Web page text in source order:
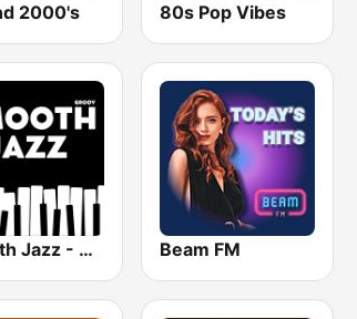
2000's 80s Pop Vibes
Smooth Jazz - Groov Beam FM